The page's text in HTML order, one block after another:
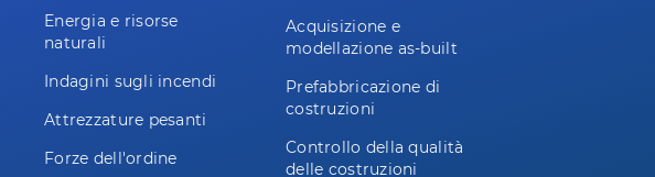
Energia e risorse
naturali
Indagini sugli incendi
Attrezzature pesanti
Forze dell'ordine
Acquisizione e
modellazione as-built
Prefabbricazione di
costruzioni
Controllo della qualità
delle costruzioni